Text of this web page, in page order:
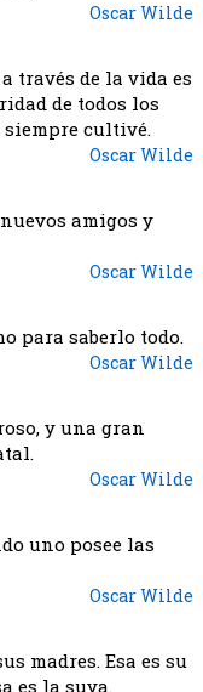
Oscar Wilde
través de la vida es
de todos los
siempre cultivé.
Oscar Wilde
amigos y
Oscar Wilde
para saberlo todo.
Oscar Wilde
y una gran
Oscar Wilde
uno posee las
Oscar Wilde
madres. Esa es su
es la suya.